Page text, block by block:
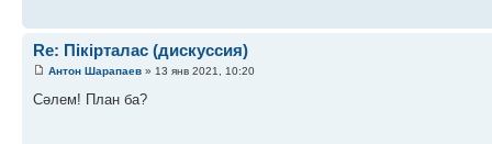
Re: Пікірталас (дискуссия)
Антон Шарапаев » 13 янв 2021, 10:20
Сәлем! План ба?